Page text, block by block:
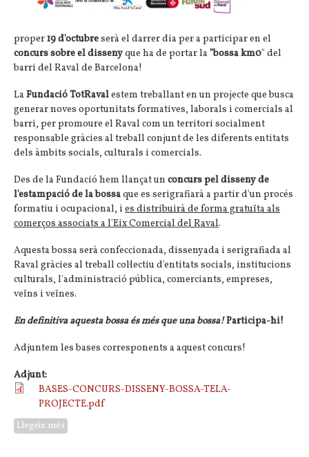
proper19 d'octubreserà el darrer dia per a participar en el
concurs sobre el dissenyque ha de portar la "bossa km0" del
barri del Raval de Barcelona!
La Fundació TotRavalestem treballant en un projecte que busca
generar noves oportunitats formatives, laborals i comercials al
barri, per promoure el Raval com un territori socialment
responsable gràcies al treball conjunt de les diferents entitats
dels àmbits socials, culturals i comercials.
Des de la Fundació hem llançat un concurs pel disseny de
l'estampació de la bossaque es serigrafiarà a partir d'un procés
formatiu i ocupacional, i es distribuirà de forma gratuïta als
comerços associats a l'Eix Comercial del Raval.
Aquesta bossa serà confeccionada, dissenyada i serigrafiada al
Raval gràcies al treball col·lectiu d'entitats socials, institucions
culturals, l'administració pública, comerciants, empreses,
veïns i veïnes.
En definitiva aquesta bossa és més que una bossa!Participa-hi!
Adjuntem les bases corresponents a aquest concurs!
Adjunt:
BASES-CONCURS-DISSENY-BOSSA-TELA-
PROJECTE.pdf
Llegeix més